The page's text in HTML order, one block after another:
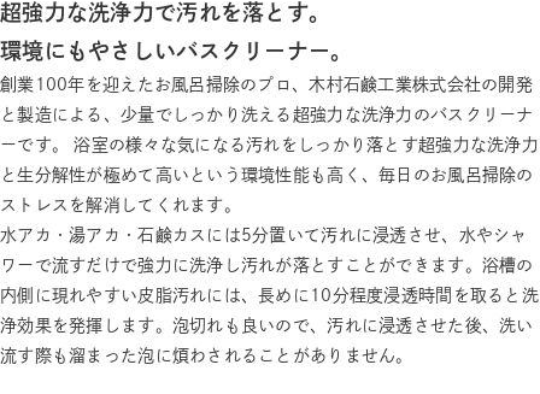
超強力な洗浄力で汚れを落とす。
環境にもやさしいバスクリーナー。
創業100年を迎えたお風呂掃除のプロ、木村石鹸工業株式会社の開発
と製造による、少量でしっかり洗える超強力な洗浄力のバスクリーナ
ーです。 浴室の様々な気になる汚れをしっかり落とす超強力な洗浄力
と生分解性が極めて高いという環境性能も高く、毎日のお風呂掃除の
ストレスを解消してくれます。
水アカ・湯アカ・石鹸カスには5分置いて汚れに浸透させ、水やシャ
ワーで流すだけで強力に洗浄し汚れが落とすことができます。浴槽の
内側に現れやすい皮脂汚れには、長めに10分程度浸透時間を取ると洗
浄効果を発揮します。泡切れも良いので、汚れに浸透させた後、洗い
流す際も溜まった泡に煩わされることがありません。